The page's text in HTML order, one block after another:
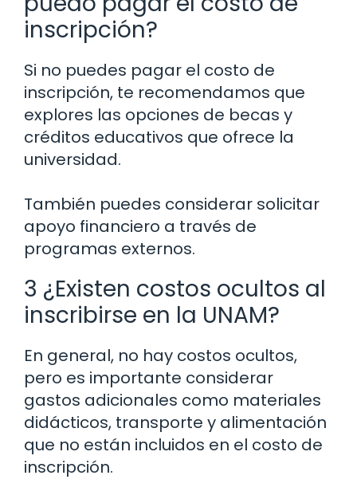
inscripción?
Si no puedes pagar el costo de
inscripción, te recomendamos que
explores las opciones de becas y
créditos educativos que ofrece la
universidad.
También puedes considerar solicitar
apoyo financiero a través de
programas externos.
3 ¿Existen costos ocultos al
inscribirse en la UNAM?
En general, no hay costos ocultos,
pero es importante considerar
gastos adicionales como materiales
didácticos, transporte y alimentación
que no están incluidos en el costo de
inscripción.